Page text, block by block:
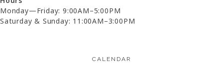
Monday—Friday: 9:00AM–5:00PM
Saturday & Sunday: 11:00AM–3:00PM
CALENDAR